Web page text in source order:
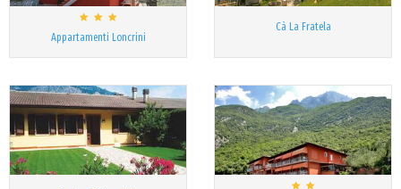
Appartamenti Loncrini
Cà La Fratela